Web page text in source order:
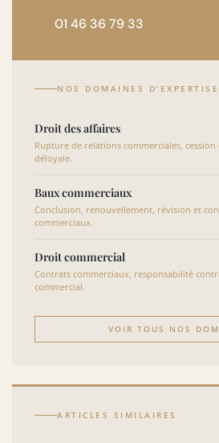
01 46 36 79 33
NOS DOMAINES D’EXPERTISE
Droit des affaires
Rupture de relations commerciales,
déloyale.
Baux commerciaux
Conclusion, renouvellement, révision et
commerciaux.
Droit commercial
Contrats commerciaux, responsabilité
commercial.
VOIR TOUS NOS
ARTICLES SIMILAIRES